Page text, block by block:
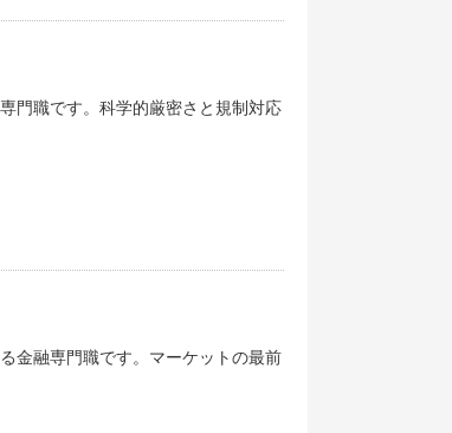
門職です。科学的厳密さと規制対応
金融専門職です。マーケットの最前